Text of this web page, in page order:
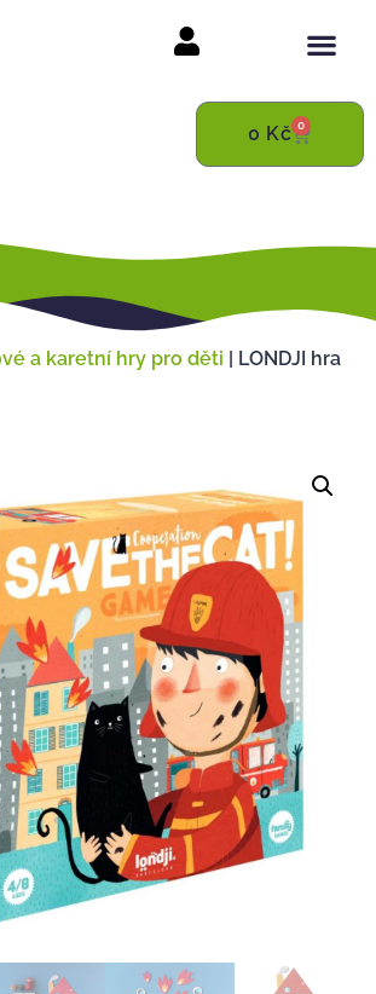
0 Kč 0
a karetní hry pro děti | LONDJI hra